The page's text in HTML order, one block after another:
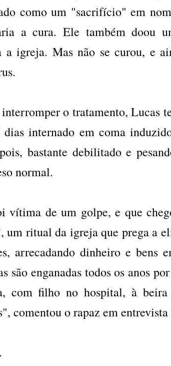
como um "sacrifício" em
a cura. Ele também doou
a igreja. Mas não se curou, e
o tratamento, Lucas
internado em coma
bastante debilitado e
normal.
vítima de um golpe, e que
um ritual da igreja que prega a
arrecadando dinheiro e bens
são enganadas todos os anos
com filho no hospital, à
comentou o rapaz em
.